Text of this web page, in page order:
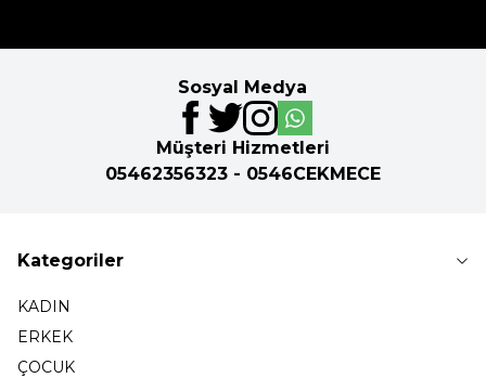
Sosyal Medya
Müşteri Hizmetleri
05462356323 - 0546CEKMECE
Kategoriler
KADIN
ERKEK
ÇOCUK